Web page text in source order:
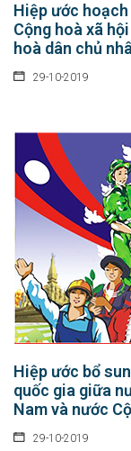
Hiệp ước
Cộng hoà xã
hoà dân chủ
29-10-2019
Hiệp ước bổ
quốc gia giữa
Nam và nước
29-10-2019